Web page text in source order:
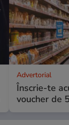
Advertorial
Înscrie-te
voucher de